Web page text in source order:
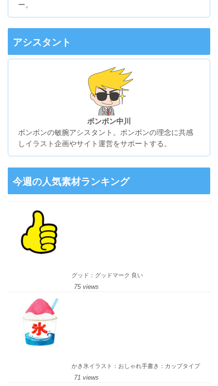
ー。
アシスタント
ボンボン中川
ボンボンの敏腕アシスタント。ボンボンの理念に共感
しイラスト企画やサイト運営をサポートする。
今週の人気素材ランキング
グッド：グッドマーク 良い
75 views
かき氷イラスト：おしゃれ手書き：カップタイプ
71 views